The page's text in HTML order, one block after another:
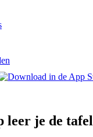
leer je de